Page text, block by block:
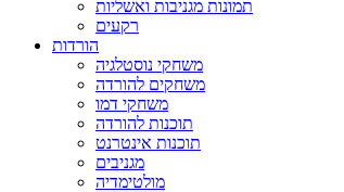
תמונות מגניבות ואשליות
רקעים
הורדות
משחקי נוסטלגיה
משחקים להורדה
משחקי דמו
תוכנות להורדה
תוכנות אינטרנט
מגניבים
מולטימדיה